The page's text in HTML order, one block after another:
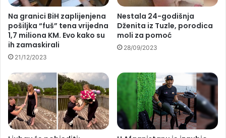
Na granici BiH zaplijenjena
pošiljka “fuš” tena vrijedna
1,7 miliona KM. Evo kako su
ih zamaskirali
21/12/2023
Nestala 24-godišnja
Dženita iz Tuzle, porodica
moli za pomoć
28/09/2023